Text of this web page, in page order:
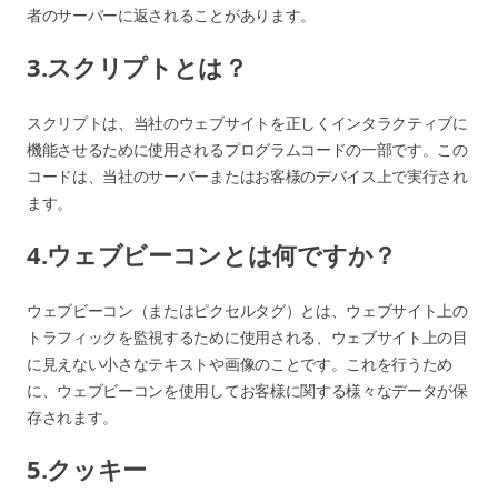
者のサーバーに返されることがあります。
3.スクリプトとは？
スクリプトは、当社のウェブサイトを正しくインタラクティブに
機能させるために使用されるプログラムコードの一部です。この
コードは、当社のサーバーまたはお客様のデバイス上で実行され
ます。
4.ウェブビーコンとは何ですか？
ウェブビーコン（またはピクセルタグ）とは、ウェブサイト上の
トラフィックを監視するために使用される、ウェブサイト上の目
に見えない小さなテキストや画像のことです。これを行うため
に、ウェブビーコンを使用してお客様に関する様々なデータが保
存されます。
5.クッキー